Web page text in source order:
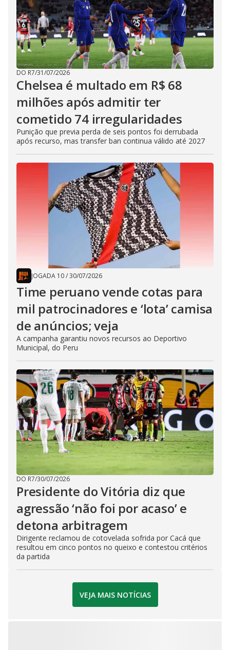
DO R7/31/07/2026
Chelsea é multado em R$ 68
milhões após admitir ter
cometido 74 irregularidades
Punição que previa perda de seis pontos foi derrubada
após recurso, mas transfer ban continua válido até 2027
JOGADA 10/30/07/2026
Time peruano vende cotas para
mil patrocinadores e ‘lota’ camisa
de anúncios; veja
A campanha garantiu novos recursos ao Deportivo
Municipal, do Peru
DO R7/30/07/2026
Presidente do Vitória diz que
agressão ‘não foi por acaso’ e
detona arbitragem
Dirigente reclamou de cotovelada sofrida por Cacá que
resultou em cinco pontos no queixo e contestou critérios
da partida
VEJA MAIS NOTÍCIAS